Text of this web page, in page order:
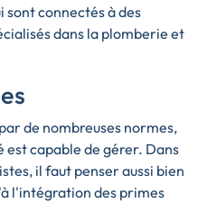
sont connectés à des
dans la plomberie et
de nombreuses normes,
capable de gérer. Dans
il faut penser aussi bien
l'intégration des primes